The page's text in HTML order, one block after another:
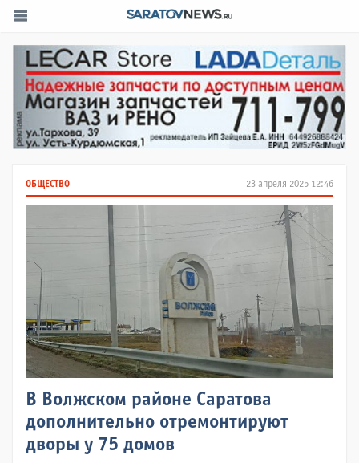
23 апреля 2025 12:46
ОБЩЕСТВО
В Волжском районе Саратова
дополнительно отремонтируют
дворы у 75 домов